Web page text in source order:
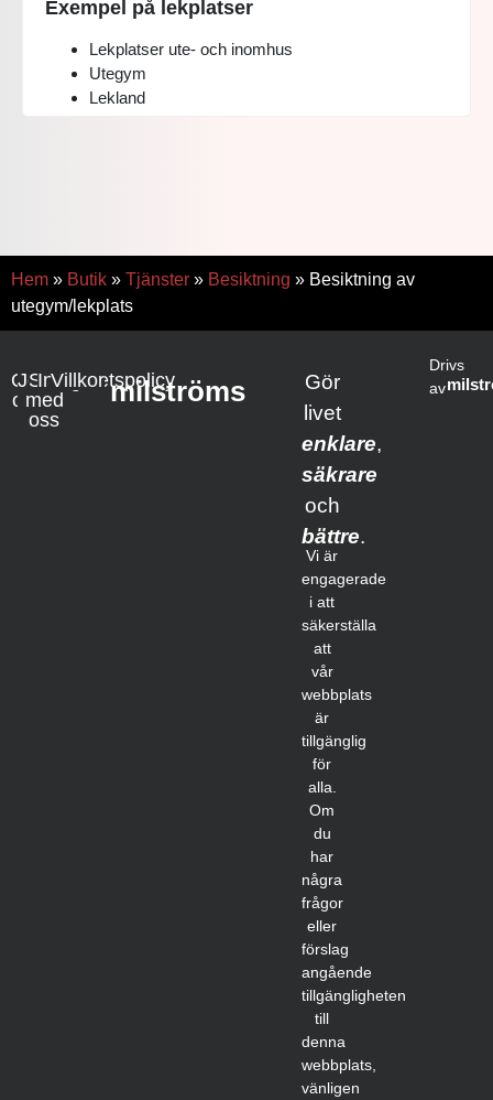
Exempel på lekplatser
Lekplatser ute- och inomhus
Utegym
Lekland
Hem » Butik » Tjänster » Besiktning » Besiktning av
utegym/lekplats
Om
oss
Jobba
med
oss
Samarbete
Integritetspolicy
Villkor milströms
Gör
livet
enklare,
säkrare
och
bättre.
Vi är
engagerade
i att
säkerställa
att
vår
webbplats
är
tillgänglig
för
alla.
Om
du
har
några
frågor
eller
förslag
angående
tillgängligheten
till
denna
webbplats,
vänligen
Drivs
av